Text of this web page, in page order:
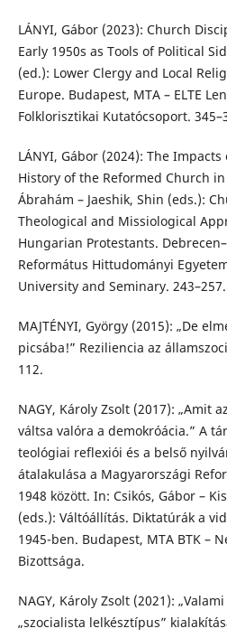
LÁNYI, Gábor (2023): Church
Early 1950s as Tools of Political
(ed.): Lower Clergy and Local
Europe. Budapest, MTA – ELTE
Folklorisztikai Kutatócsoport.
LÁNYI, Gábor (2024): The
History of the Reformed Church
Ábrahám – Jaeshik, Shin (eds.):
Theological and Missiological
Hungarian Protestants.
Református Hittudományi
University and Seminary. 243–257.
MAJTÉNYI, György (2015): „De
picsába!” Reziliencia az
112.
NAGY, Károly Zsolt (2017): „Amit
váltsa valóra a demokróácia.” A
teológiai reflexiói és a belső
átalakulása a Magyarországi
1948 között. In: Csikós, Gábor –
(eds.): Váltóállítás. Diktatúrák a
1945-ben. Budapest, MTA BTK –
Bizottsága.
NAGY, Károly Zsolt (2021):
„szocialista lelkésztípus”